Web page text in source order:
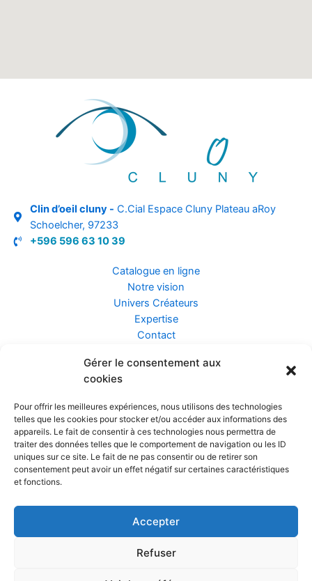
Gérer le consentement aux
cookies
Pour offrir les meilleures expériences, nous utilisons des technologies
telles que les cookies pour stocker et/ou accéder aux informations des
appareils. Le fait de consentir à ces technologies nous permettra de
traiter des données telles que le comportement de navigation ou les ID
uniques sur ce site. Le fait de ne pas consentir ou de retirer son
consentement peut avoir un effet négatif sur certaines caractéristiques
et fonctions.
Accepter
Refuser
Clin d’oeil cluny - C.Cial Espace Cluny Plateau aRoy
Schoelcher, 97233
+596 596 63 10 39
Catalogue en ligne
Notre vision
Univers Créateurs
Expertise
Contact
Assurance ZEN
Confidentialité et Données
Conditions Générales de Vente